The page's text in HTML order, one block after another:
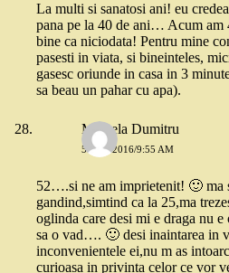
La multi si sanatosi ani! eu
pana pe la 40 de ani… Acum am
bine ca niciodata! Pentru mine
pasesti in viata, si bineinteles,
gasesc oriunde in casa in 3
sa beau un pahar cu apa).
Mihaela Dumitru
5 MAI 2016/9:55 AM
52….si ne am imprietenit! 🙂 ma
gandind,simtind ca la 25,ma
oglinda care desi mi e draga nu e
sa o vad…. 🙂 desi inaintarea in
inconvenientele ei,nu m as
curioasa in privinta celor ce vor